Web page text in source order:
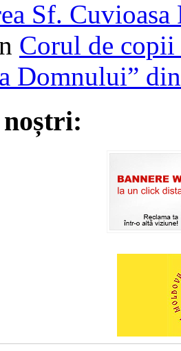
Sf. Cuvioasa
Corul de
Domnului”